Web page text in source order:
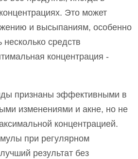
Это может
и высыпаниям, особенно
несколько средств
концентрация -
признаны эффективными в
изменениями и акне, но не
концентрацией.
при регулярном
результат без